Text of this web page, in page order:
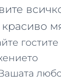
красиво
гостите